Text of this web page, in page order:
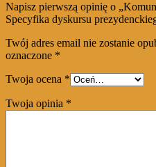
Napisz pierwszą opinię o
Specyfika dyskursu
Twój adres email nie zostanie
oznaczone *
Twoja ocena *
Twoja opinia *